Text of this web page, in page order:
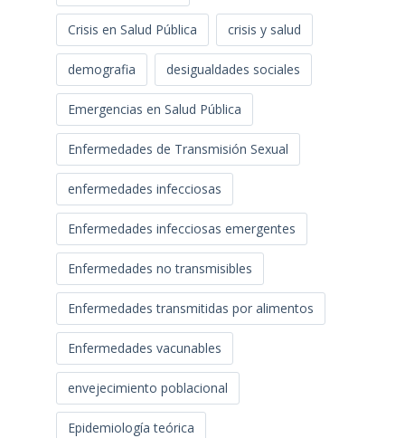
Crisis en Salud Pública crisis y salud
demografia desigualdades sociales
Emergencias en Salud Pública
Enfermedades de Transmisión Sexual
enfermedades infecciosas
Enfermedades infecciosas emergentes
Enfermedades no transmisibles
Enfermedades transmitidas por alimentos
Enfermedades vacunables
envejecimiento poblacional
Epidemiología teórica